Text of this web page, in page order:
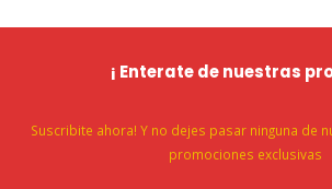
¡ Enterate de nuestras
Suscribite ahora! Y no dejes pasar ninguna de
promociones exclusivas